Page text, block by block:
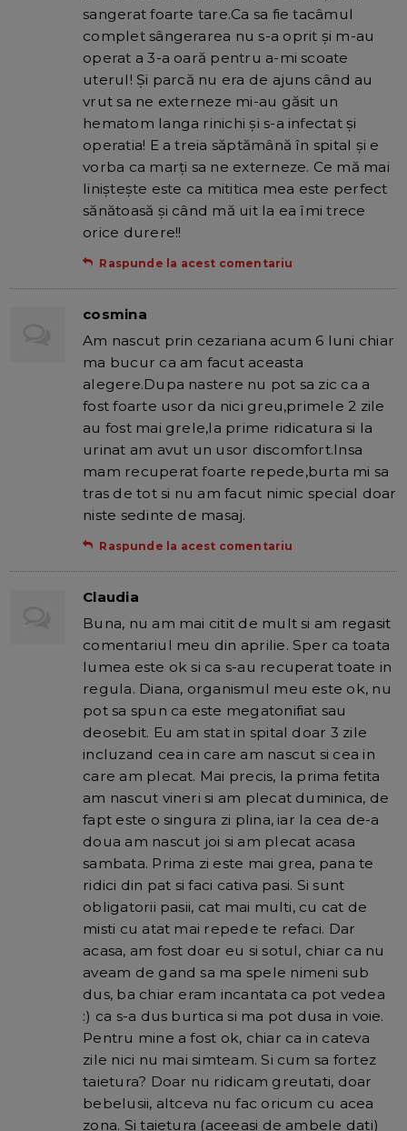
sangerat foarte tare.Ca sa fie tacâmul
complet sângerarea nu s-a oprit și m-au
operat a 3-a oară pentru a-mi scoate
uterul! Și parcă nu era de ajuns când au
vrut sa ne externeze mi-au găsit un
hematom langa rinichi și s-a infectat și
operatia! E a treia săptămână în spital și e
vorba ca marți sa ne externeze. Ce mă mai
liniștește este ca mititica mea este perfect
sănătoasă și când mă uit la ea îmi trece
orice durere!!
Raspunde la acest comentariu
cosmina
Am nascut prin cezariana acum 6 luni chiar
ma bucur ca am facut aceasta
alegere.Dupa nastere nu pot sa zic ca a
fost foarte usor da nici greu,primele 2 zile
au fost mai grele,la prime ridicatura si la
urinat am avut un usor discomfort.Insa
mam recuperat foarte repede,burta mi sa
tras de tot si nu am facut nimic special doar
niste sedinte de masaj.
Raspunde la acest comentariu
Claudia
Buna, nu am mai citit de mult si am regasit
comentariul meu din aprilie. Sper ca toata
lumea este ok si ca s-au recuperat toate in
regula. Diana, organismul meu este ok, nu
pot sa spun ca este megatonifiat sau
deosebit. Eu am stat in spital doar 3 zile
incluzand cea in care am nascut si cea in
care am plecat. Mai precis, la prima fetita
am nascut vineri si am plecat duminica, de
fapt este o singura zi plina, iar la cea de-a
doua am nascut joi si am plecat acasa
sambata. Prima zi este mai grea, pana te
ridici din pat si faci cativa pasi. Si sunt
obligatorii pasii, cat mai multi, cu cat de
misti cu atat mai repede te refaci. Dar
acasa, am fost doar eu si sotul, chiar ca nu
aveam de gand sa ma spele nimeni sub
dus, ba chiar eram incantata ca pot vedea
:) ca s-a dus burtica si ma pot dusa in voie.
Pentru mine a fost ok, chiar ca in cateva
zile nici nu mai simteam. Si cum sa fortez
taietura? Doar nu ridicam greutati, doar
bebelusii, altceva nu fac oricum cu acea
zona. Si taietura (aceeasi de ambele dati)